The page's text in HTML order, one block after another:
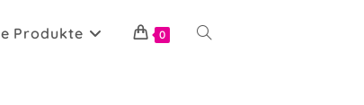
Produkte 0 Website-